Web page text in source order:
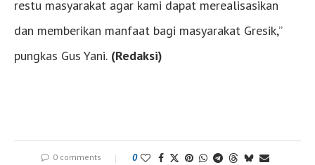
restu masyarakat agar kami dapat merealisasikan
dan memberikan manfaat bagi masyarakat Gresik,”
pungkas Gus Yani. (Redaksi)
0 comments 0